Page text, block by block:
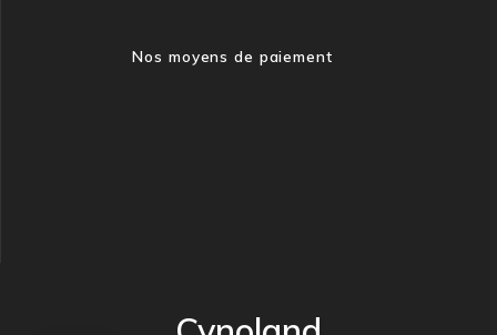
Nos moyens de paiement